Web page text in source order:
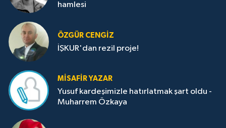
hamlesi
ÖZGÜR CENGIZ
İŞKUR'dan rezil proje!
MISAFIR YAZAR
Yusuf kardeşimizle hatırlatmak şart oldu -
Muharrem Özkaya